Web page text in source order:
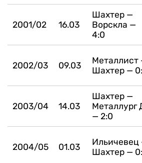
2001/02 16.03
Шахтер —
Ворскла —
4:0
2002/03 09.03
Металлист
Шахтер —
2003/04 14.03
Шахтер —
Металлург
— 2:0
2004/05 01.03
Ильичевец
Шахтер —